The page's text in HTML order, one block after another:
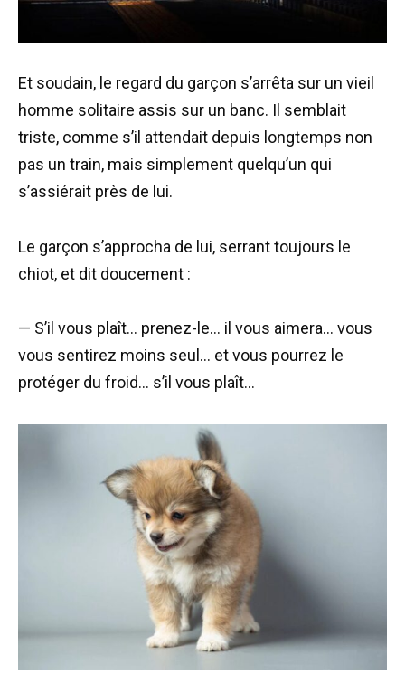
Et soudain, le regard du garçon s’arrêta sur un vieil
homme solitaire assis sur un banc. Il semblait
triste, comme s’il attendait depuis longtemps non
pas un train, mais simplement quelqu’un qui
s’assiérait près de lui.
Le garçon s’approcha de lui, serrant toujours le
chiot, et dit doucement :
— S’il vous plaît… prenez-le… il vous aimera… vous
vous sentirez moins seul… et vous pourrez le
protéger du froid… s’il vous plaît…